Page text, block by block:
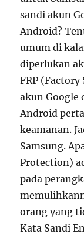
sandi akun
Android?
umum di
diperlukan
FRP
akun Google
Android
keamanan.
Samsung.
Protection)
pada
orang yang
Kata Sandi